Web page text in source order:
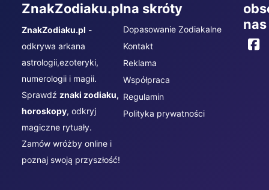
ZnakZodiaku.pl
ZnakZodiaku.pl -
odkrywa arkana
astrologii,ezoteryki,
numerologii i magii.
Sprawdź znaki zodiaku,
horoskopy, odkryj
magiczne rytuały.
Zamów wróżby online i
poznaj swoją przyszłość!
na skróty
Dopasowanie Zodiakalne
Kontakt
Reklama
Współpraca
Regulamin
Polityka prywatności
nas